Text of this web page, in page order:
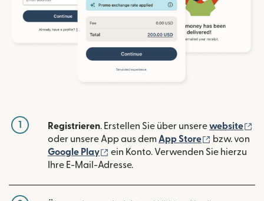
1 Registrieren. Erstellen Sie über unserewebsite
oder unsere App aus dem App Store (wird in
bzw. von
Google Play
(wird in einem neuen Fenster
ein Konto. Verwenden Sie hierzu
Ihre E-Mail-Adresse.